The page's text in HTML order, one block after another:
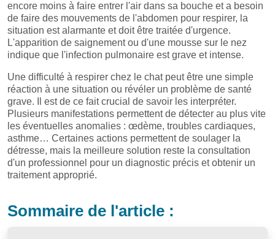
encore moins à faire entrer l'air dans sa bouche et a besoin
de faire des mouvements de l'abdomen pour respirer, la
situation est alarmante et doit être traitée d'urgence.
L'apparition de saignement ou d'une mousse sur le nez
indique que l'infection pulmonaire est grave et intense.
Une difficulté à respirer chez le chat peut être une simple
réaction à une situation ou révéler un problème de santé
grave. Il est de ce fait crucial de savoir les interpréter.
Plusieurs manifestations permettent de détecter au plus vite
les éventuelles anomalies : œdème, troubles cardiaques,
asthme… Certaines actions permettent de soulager la
détresse, mais la meilleure solution reste la consultation
d'un professionnel pour un diagnostic précis et obtenir un
traitement approprié.
Sommaire de l'article :